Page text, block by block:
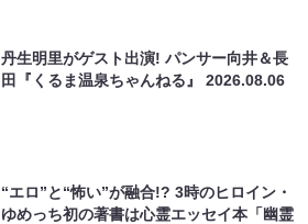
丹生明里がゲスト出演! パンサー向井＆長
田『くるま温泉ちゃんねる』2026.08.06
“エロ”と“怖い”が融合!? 3時のヒロイン・
ゆめっち初の著書は心霊エッセイ本「幽霊